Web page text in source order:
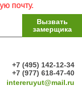
Вызвать
замерщика
+7 (495) 142-12-34
+7 (977) 618-47-40
intereruyut@mail.ru